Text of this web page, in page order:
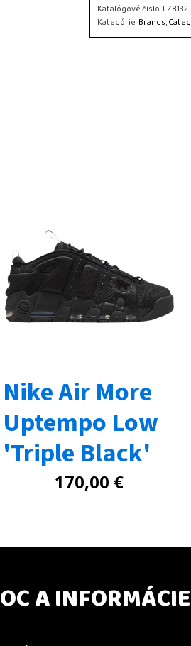
Katalógové číslo:
Kategórie:Brands,
Nike Air More
Uptempo Low
'Triple Black'
170,00 €
A INFORMÁCIE